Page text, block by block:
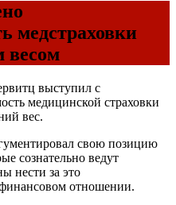
медстраховки
весом
выступил с
медицинской страховки
вес.
свою позицию
сознательно ведут
нести за это
финансовом отношении.